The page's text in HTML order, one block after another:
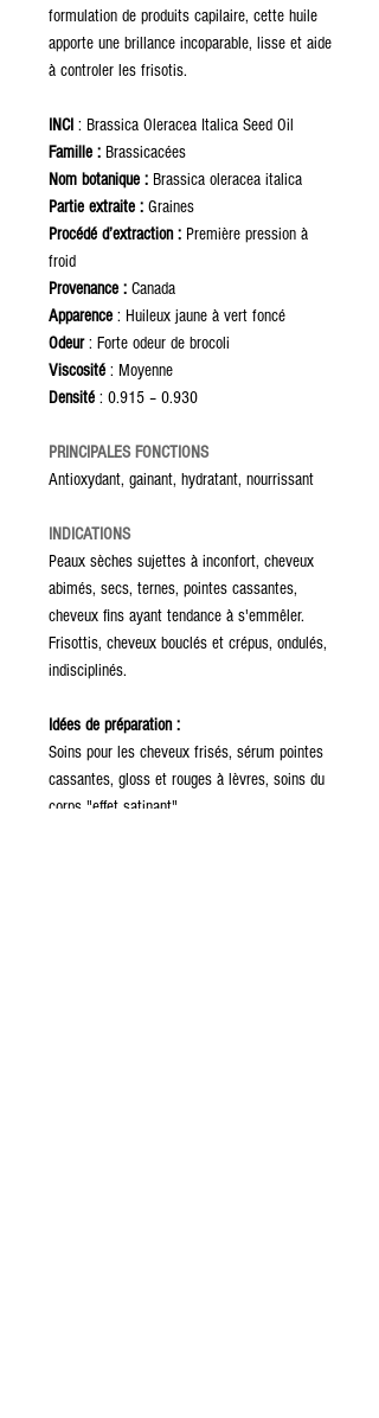
formulation de produits capilaire, cette huile
apporte une brillance incoparable, lisse et aide
à controler les frisotis.
INCI : Brassica Oleracea Italica Seed Oil
Famille : Brassicacées
Nom botanique : Brassica oleracea italica
Partie extraite : Graines
Procédé d’extraction : Première pression à
froid
Provenance : Canada
Apparence : Huileux jaune à vert foncé
Odeur: Forte odeur de brocoli
Viscosité : Moyenne
Densité : 0.915 – 0.930
PRINCIPALES FONCTIONS
Antioxydant, gainant, hydratant, nourrissant
INDICATIONS
Peaux sèches sujettes à inconfort, cheveux
abimés, secs, ternes, pointes cassantes,
cheveux fins ayant tendance à s'emmêler.
Frisottis, cheveux bouclés et crépus, ondulés,
indisciplinés.
Idées de préparation :
Soins pour les cheveux frisés, sérum pointes
cassantes, gloss et rouges à lèvres, soins du
corps "effet satinant"